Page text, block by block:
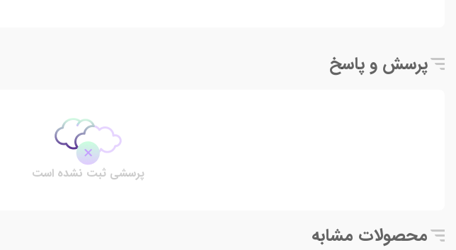
پرسش و پاسخ
پرسشی ثبت نشده است
محصولات مشابه